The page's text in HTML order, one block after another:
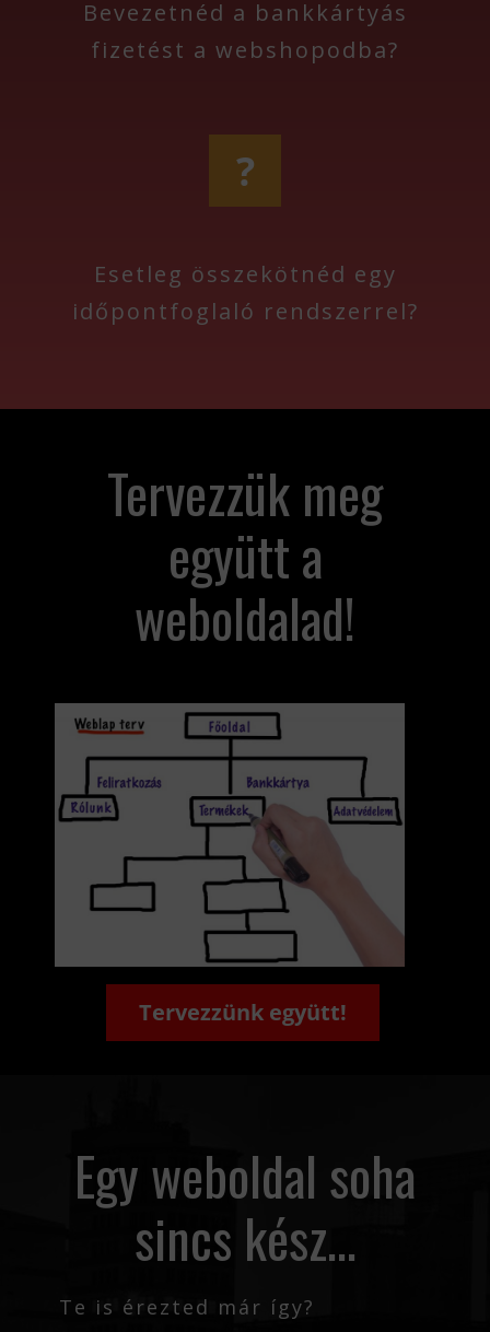
Bevezetnéd a bankkártyás
fizetést a webshopodba?
?
Esetleg összekötnéd egy
időpontfoglaló rendszerrel?
Tervezzük meg
együtt a
weboldalad!
Tervezzünk együtt!
Egy weboldal soha
sincs kész...
Te is érezted már így?